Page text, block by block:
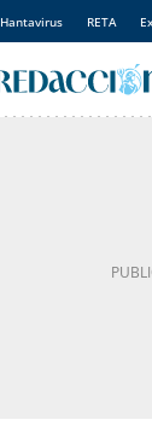
Hantavirus RETA